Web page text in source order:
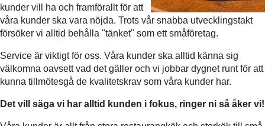
kunder vill ha och framförallt för att
våra kunder ska vara nöjda. Trots vår snabba utvecklingstakt
försöker vi alltid behålla "tänket" som ett småföretag.
Service är viktigt för oss. Våra kunder ska alltid känna sig
välkomna oavsett vad det gäller och vi jobbar dygnet runt för att
kunna tillmötesgå de kvalitetskrav som våra kunder har.
Det vill säga vi har alltid kunden i fokus, ringer ni så åker vi!